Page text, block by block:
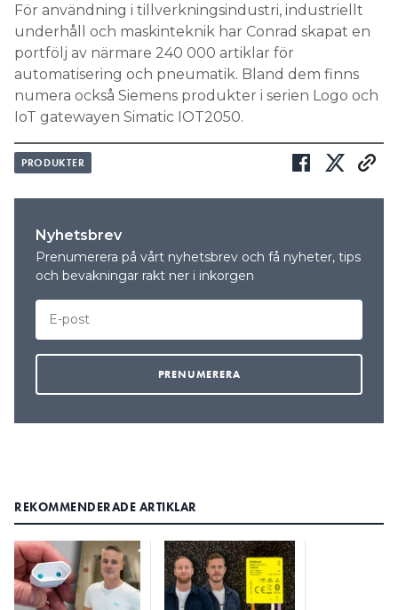
Personuppgifter
Search for:
SEARCH
För användning i tillverkningsindustri, industriellt
underhåll och maskinteknik har Conrad skapat en
portfölj av närmare 240 000 artiklar för
automatisering och pneumatik. Bland dem finns
numera också Siemens produkter i serien Logo och
IoT gatewayen Simatic IOT2050.
PRODUKTER
Nyhetsbrev
Prenumerera på vårt nyhetsbrev och få nyheter, tips
och bevakningar rakt ner i inkorgen
REKOMMENDERADE ARTIKLAR